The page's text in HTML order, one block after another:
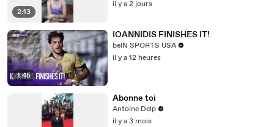
2:13
il y a 2 jours
1:45
IOANNIDIS FINISHES IT!
beIN SPORTS USA
il y a 12 heures
Abonne toi
Antoine Delp
il y a 3 mois